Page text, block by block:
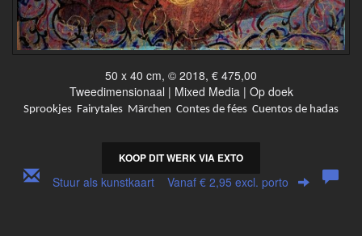
50 x 40 cm, © 2018, € 475,00
Tweedimensionaal | Mixed Media | Op doek
Sprookjes Fairytales Märchen Contes de fées Cuentos de hadas
KOOP DIT WERK VIA EXTO
Stuur als kunstkaart Vanaf € 2,95 excl. porto